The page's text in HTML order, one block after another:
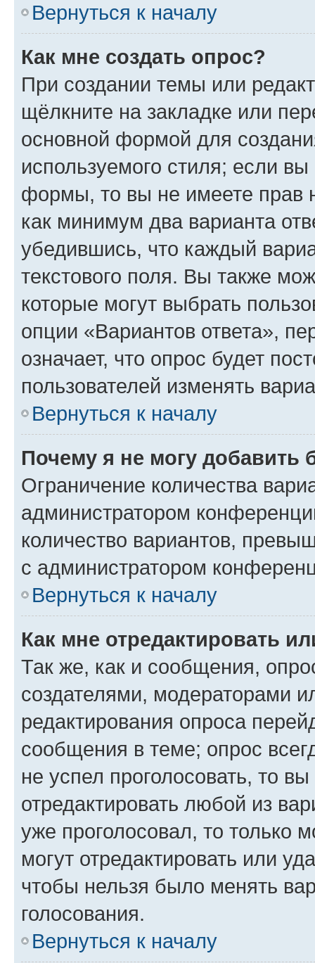
Вернуться к началу
Как мне создать опрос?
При создании темы или
щёлкните на закладке или
основной формой для
используемого стиля; если
формы, то вы не имеете прав
как минимум два варианта
убедившись, что каждый
текстового поля. Вы также
которые могут выбрать
опции «Вариантов ответа»,
означает, что опрос будет
пользователей изменять
Вернуться к началу
Почему я не могу добавить
Ограничение количества
администратором
количество вариантов,
с администратором
Вернуться к началу
Как мне отредактировать
Так же, как и сообщения,
создателями, модераторами
редактирования опроса
сообщения в теме; опрос
не успел проголосовать, то
отредактировать любой из
уже проголосовал, то только
могут отредактировать или
чтобы нельзя было менять
голосования.
Вернуться к началу